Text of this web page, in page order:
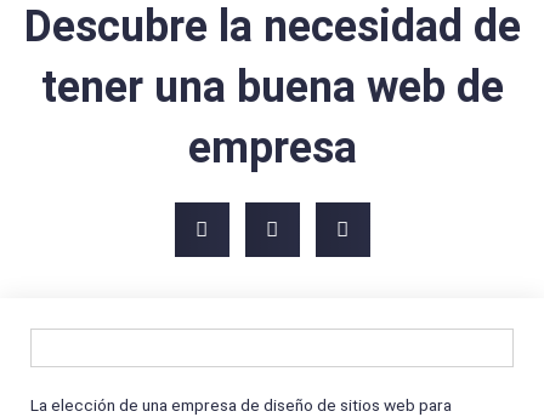
Descubre la necesidad de
tener una buena web de
empresa
La elección de una empresa de diseño de sitios web para